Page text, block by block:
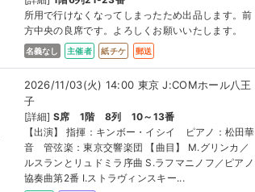
所用で行けなくなってしまったため出品します。前
方中央の良席です。よろしくお願いいたします。
名義なし 主催者 紙チケ 郵送
2026/11/03(火) 14:00 東京 J:COMホール八王
子
[詳細]S席 1階 8列 10～13番
【出演】 指揮：キンボー・イシイ ピアノ：松田華
音 管弦楽：東京交響楽団 【曲目】 M.グリンカ／
ルスランとリュドミラ序曲 S.ラフマニノフ／ピアノ
協奏曲第2番 I.ストラヴィンスキー...